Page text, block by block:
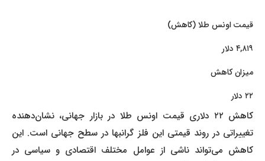
قیمت اونس طلا (کاهش)
۴,۸۱۹ دلار
میزان کاهش
کاهش ۲۲ دلاری قیمت اونس طلا در بازار جهانی، نشان‌دهنده
تغییراتی در روند قیمتی این فلز گرانبها در سطح جهانی است. این
کاهش می‌تواند ناشی از عوامل مختلف اقتصادی و سیاسی در